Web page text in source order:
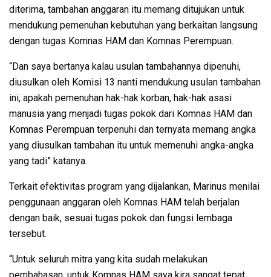
diterima, tambahan anggaran itu memang ditujukan untuk
mendukung pemenuhan kebutuhan yang berkaitan langsung
dengan tugas Komnas HAM dan Komnas Perempuan.
“Dan saya bertanya kalau usulan tambahannya dipenuhi,
diusulkan oleh Komisi 13 nanti mendukung usulan tambahan
ini, apakah pemenuhan hak-hak korban, hak-hak asasi
manusia yang menjadi tugas pokok dari Komnas HAM dan
Komnas Perempuan terpenuhi dan ternyata memang angka
yang diusulkan tambahan itu untuk memenuhi angka-angka
yang tadi” katanya.
Terkait efektivitas program yang dijalankan, Marinus menilai
penggunaan anggaran oleh Komnas HAM telah berjalan
dengan baik, sesuai tugas pokok dan fungsi lembaga
tersebut.
“Untuk seluruh mitra yang kita sudah melakukan
pembahasan, untuk Komnas HAM saya kira sangat tepat